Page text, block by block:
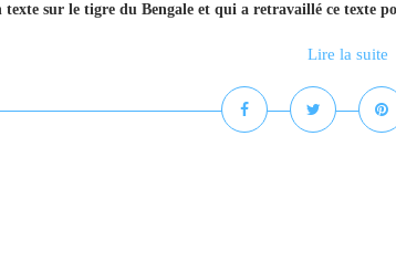
texte sur le tigre du Bengale et qui a retravaillé ce texte
Lire la suite